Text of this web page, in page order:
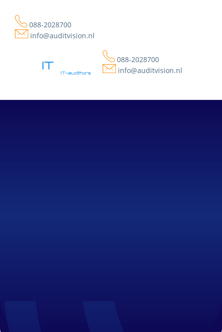
088-2028700
info@auditvision.nl
088-2028700
info@auditvision.nl